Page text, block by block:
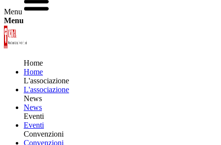
Menu
Menu
Home
Home
L'associazione
L'associazione
News
News
Eventi
Eventi
Convenzioni
Convenzioni